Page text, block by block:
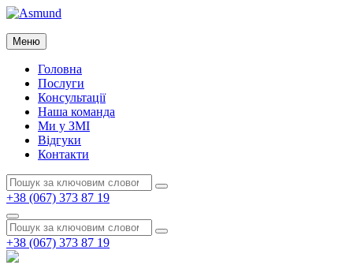
Перейти
вмісту
Asmund
Asmund
Меню
Головна
Послуги
Консультації
Наша команда
Ми у ЗМІ
Відгуки
Контакти
Пошук:
Пошук
+38 (067) 373 87 19
Пошук
Пошук:
Пошук
+38 (067) 373 87 19